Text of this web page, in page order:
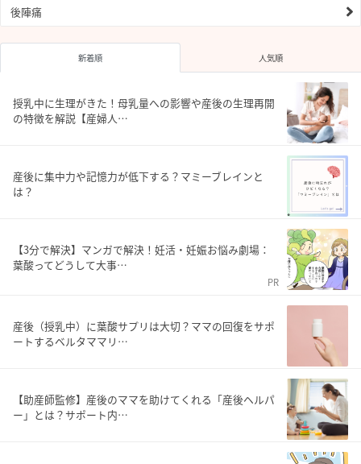
後陣痛
新着順 人気順
授乳中に生理がきた！母乳量への影響や産後の生理再開
の特徴を解説【産婦人…
産後に集中力や記憶力が低下する？マミーブレインと
は？
【3分で解決】マンガで解決！妊活・妊娠お悩み劇場：
葉酸ってどうして大事…
PR
産後（授乳中）に葉酸サプリは大切？ママの回復をサポ
ートするベルタママリ…
【助産師監修】産後のママを助けてくれる「産後ヘルパ
ー」とは？サポート内…